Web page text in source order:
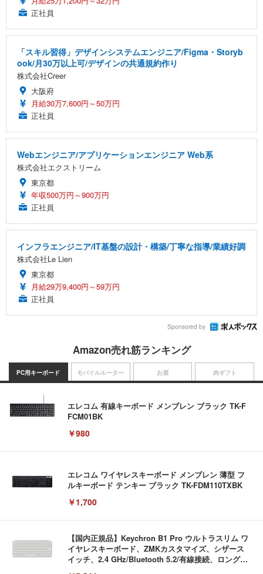
正社員
「スキル習得」デザインシステムエンジニア/Figma・Storyb
ook/月30万以上可/デザインの共通規約作り
株式会社Creer
大阪府
月給30万7,600円～50万円
正社員
Webエンジニア/アプリケーションエンジニア Web系
株式会社エクストリーム
東京都
年収500万円～900万円
正社員
インフラエンジニア/IT基盤の設計・構築/丁寧な指導/業績好調
株式会社Le Lien
東京都
月給29万9,400円～59万円
正社員
Sponsored by
Amazon売れ筋ランキング
PC用キーボード
エレコム 有線キーボード メンブレン ブラック TK-F
FCM01BK
￥980
エレコム ワイヤレスキーボード メンブレン 薄型 フ
ルキーボード テンキー ブラック TK-FDM110TXBK
￥1,700
【国内正規品】Keychron B1 Pro ウルトラスリム ワ
イヤレスキーボード、ZMKカスタマイズ、シザース
イッチ、2.4 GHz/Bluetooth 5.2/有線接続、ロングバ
モバイルルーター お酒 肉ギフト